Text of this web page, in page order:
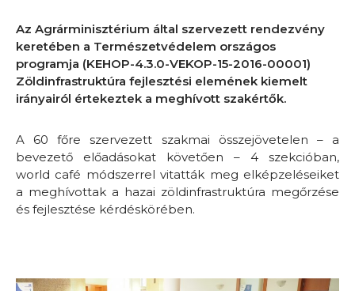
Az Agrárminisztérium által szervezett rendezvény
keretében a Természetvédelem országos
programja (KEHOP-4.3.0-VEKOP-15-2016-00001)
Zöldinfrastruktúra fejlesztési elemének kiemelt
irányairól értekeztek a meghívott szakértők.
A 60 főre szervezett szakmai összejövetelen – a
bevezető előadásokat követően – 4 szekcióban,
world café módszerrel vitatták meg elképzeléseiket
a meghívottak a hazai zöldinfrastruktúra megőrzése
és fejlesztése kérdéskörében.